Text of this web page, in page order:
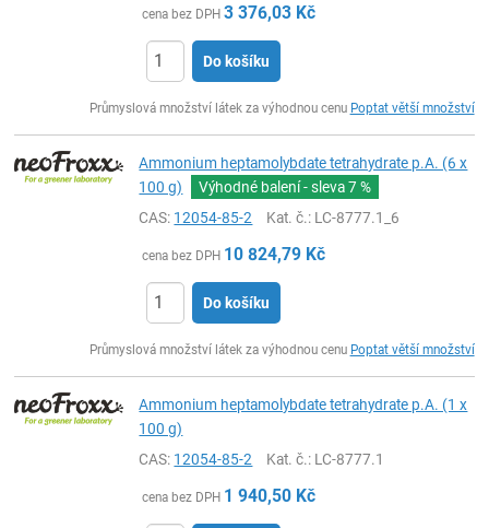
cena bez DPH 3 376,03 Kč
Do košíku
Průmyslová množství látek za výhodnou cenu Poptat větší množství
Ammonium heptamolybdate tetrahydrate p.A. (6 x
100 g)
Výhodné balení - sleva7 %
CAS: 12054-85-2 Kat. č.: LC-8777.1_6
cena bez DPH 10 824,79 Kč
Do košíku
Průmyslová množství látek za výhodnou cenu Poptat větší množství
Ammonium heptamolybdate tetrahydrate p.A. (1 x
100 g)
CAS: 12054-85-2 Kat. č.: LC-8777.1
cena bez DPH 1 940,50 Kč